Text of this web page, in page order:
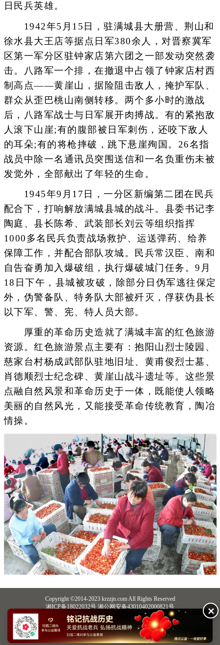
日民兵英雄。
1942年5月15日，驻满城县大册营、荆山和
徐水县大王店等据点日军380余人，对晋察冀军
区第一军分区驻钟家店第六团之一部发动突然袭
击。八路军一个排，在撤退中占领了钟家店村西
制高点——黄崖山，据险阻击敌人，掩护军队、
群众从歪巴桃山南侧转移。两个多小时的激战
后，八路军战士与日军展开肉搏战。有的紧抱敌
人滚下山崖;有的腹部被日军刺伤，还咬下敌人
的耳朵;有的将枪摔破，跳下悬崖殉国。26名指
战员中除一名通讯员突围送信和一名负重伤未被
发觉外，全部献出了年轻的生命。
1945年9月17日，一分区新编第二团在民兵
配合下，打响解放满城县城的战斗。县委书记李
陶庭、县长陈希、武装部长刘云等组织指挥
1000多名民兵负责战场救护、运送弹药、给养
保障工作，并配合部队攻城。民兵常汉臣、南和
自告奋勇加入爆破组，执行爆破城门任务。9月
18日下午，县城被攻破，除部分日伪军逃往保定
外，伪警备队、特务队大部被歼灭，俘获伪县长
以下军、警、宪、特人员大部。
厚重的革命历史造就了满城丰富的红色旅游
资源。红色旅游景点主要有：抱阳山烈士陵园、
慈家台村杨成武部队驻地旧址、黄甫俊烈士墓、
肖德顺烈士纪念碑、黄崖山战斗遗址等。这些景
点融自然风景和革命历史于一体，既能使人领略
美丽的自然风光，又能接受革命传统教育，陶冶
情操。
Copyright ©2014-2023 krzzjn.com All Rights Reserved
湘ICP备18022032号 湘公网安备43010402000821号
中央网信办违法和不良信息举报中心
长沙市互联网违法和不良信息举报中心
不良信息举报电话：0731-85531328 19198230121（微信同号）
纠错电话：18182129125 15116420702
QQ：2652168198
✕